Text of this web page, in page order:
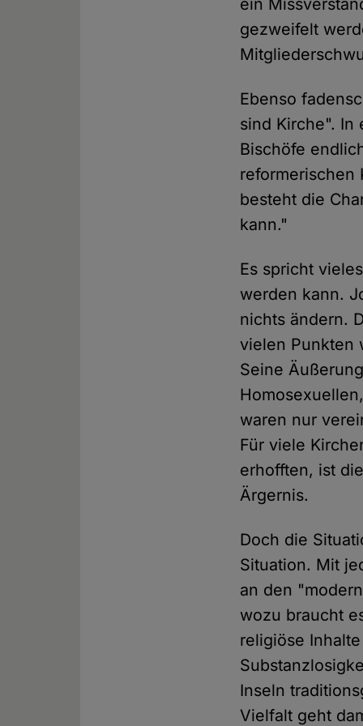
ein
gezweifelt
Ebenso
sind Kirche". In
Bischöfe
reformerischen
besteht die
kann."
Es spricht
werden kann.
nichts ändern.
vielen Punkten
Seine
waren nur
Für viele
erhofften, ist
Ärgernis.
Doch die
Situation. Mit
an den
wozu braucht
religiöse
Inseln
Vielfalt geht